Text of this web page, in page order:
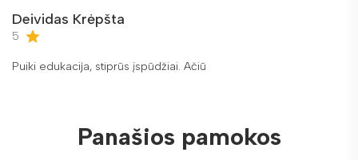
Deividas Krėpšta
5
Puiki edukacija, stiprūs įspūdžiai. Ačiū
Panašios pamokos